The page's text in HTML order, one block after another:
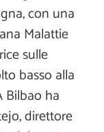
con una
Malattie
sulle
basso alla
Bilbao ha
direttore